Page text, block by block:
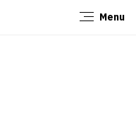
Menu
Sluiten